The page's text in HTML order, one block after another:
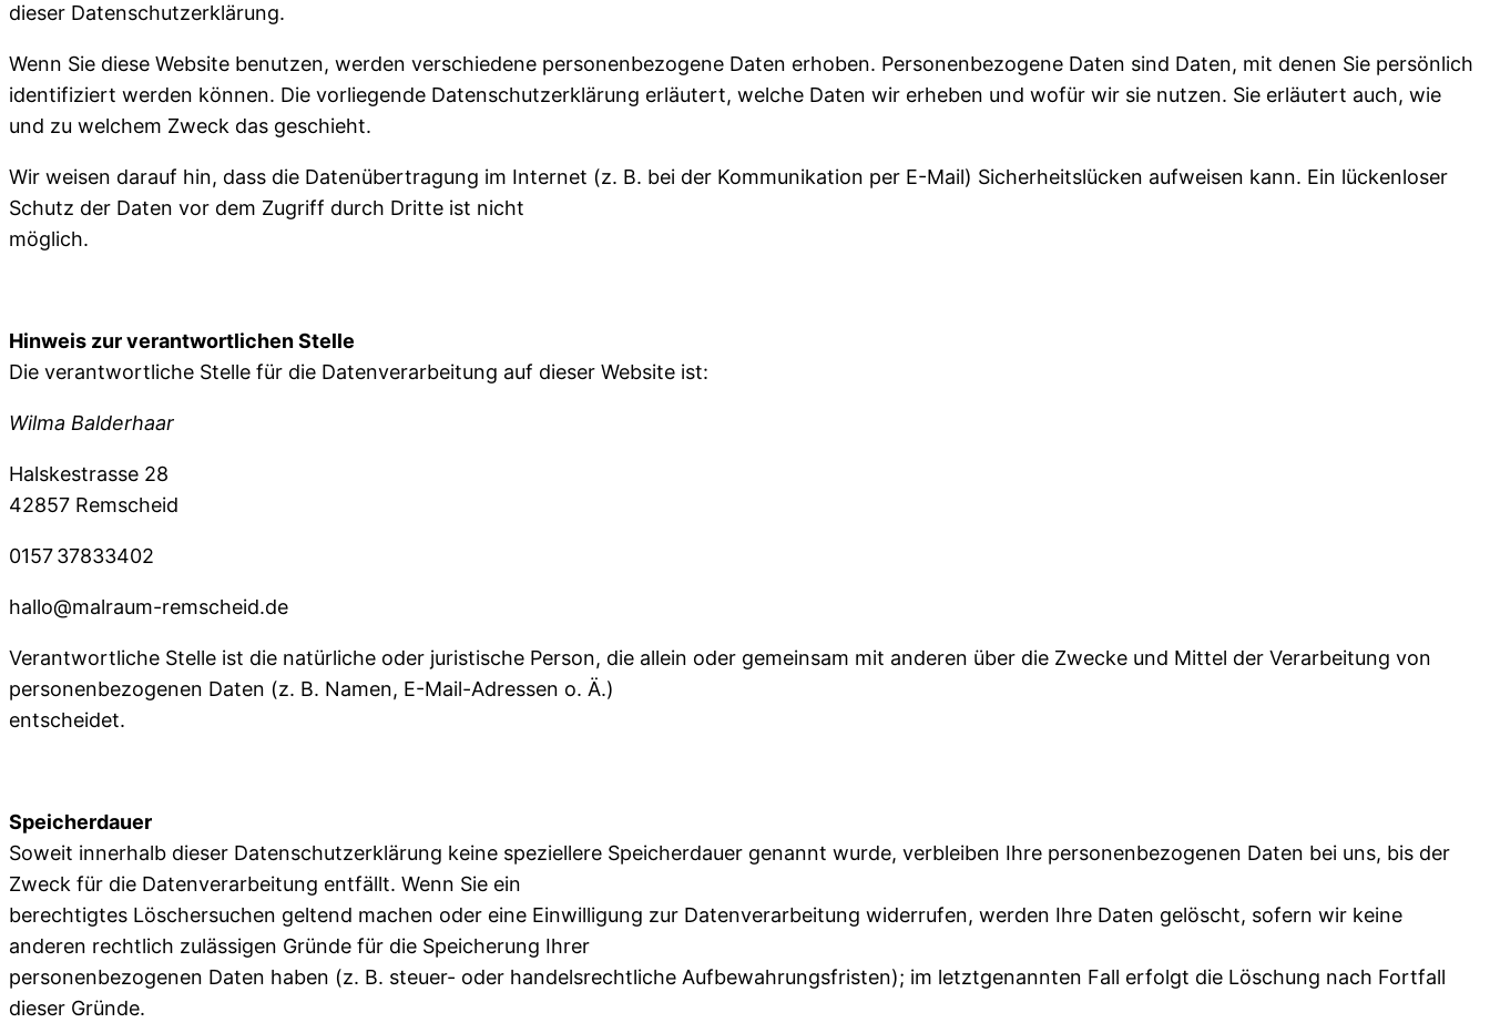
dieser Datenschutzerklärung.
Wenn Sie diese Website benutzen, werden verschiedene personenbezogene Daten erhoben. Personenbezogene Daten sind Daten, mit denen Sie persönlich
identifiziert werden können. Die vorliegende Datenschutzerklärung erläutert, welche Daten wir erheben und wofür wir sie nutzen. Sie erläutert auch, wie
und zu welchem Zweck das geschieht.
Wir weisen darauf hin, dass die Datenübertragung im Internet (z. B. bei der Kommunikation per E-Mail) Sicherheitslücken aufweisen kann. Ein lückenloser
Schutz der Daten vor dem Zugriff durch Dritte ist nicht
möglich.
Hinweis zur verantwortlichen Stelle
Die verantwortliche Stelle für die Datenverarbeitung auf dieser Website ist:
Wilma Balderhaar
Halskestrasse 28
42857 Remscheid
0157 37833402
hallo@malraum-remscheid.de
Verantwortliche Stelle ist die natürliche oder juristische Person, die allein oder gemeinsam mit anderen über die Zwecke und Mittel der Verarbeitung von
personenbezogenen Daten (z. B. Namen, E-Mail-Adressen o. Ä.)
entscheidet.
Speicherdauer
Soweit innerhalb dieser Datenschutzerklärung keine speziellere Speicherdauer genannt wurde, verbleiben Ihre personenbezogenen Daten bei uns, bis der
Zweck für die Datenverarbeitung entfällt. Wenn Sie ein
berechtigtes Löschersuchen geltend machen oder eine Einwilligung zur Datenverarbeitung widerrufen, werden Ihre Daten gelöscht, sofern wir keine
anderen rechtlich zulässigen Gründe für die Speicherung Ihrer
personenbezogenen Daten haben (z. B. steuer- oder handelsrechtliche Aufbewahrungsfristen); im letztgenannten Fall erfolgt die Löschung nach Fortfall
dieser Gründe.